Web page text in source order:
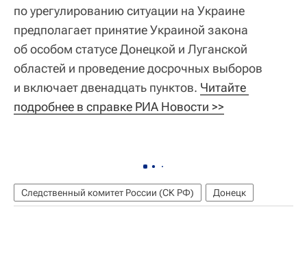
по урегулированию ситуации на Украине
предполагает принятие Украиной закона
об особом статусе Донецкой и Луганской
областей и проведение досрочных выборов
и включает двенадцать пунктов. Читайте
подробнее в справке РИА Новости >>
Следственный комитет России (СК РФ) Донецк